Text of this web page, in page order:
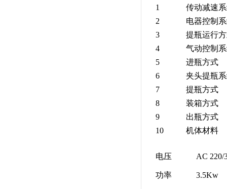
1
传动减速
2
电器控制
3
提瓶运行
4
气动控制
5
进瓶方式
6
夹头提瓶
7
提瓶方式
8
装箱方式
9
出瓶方式
10
机体材料
电压 AC 220/
功率 3.5Kw